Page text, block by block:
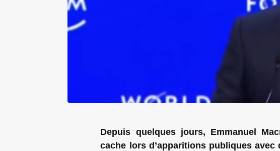
Depuis quelques jours, Emmanuel
cache lors d’apparitions publiques